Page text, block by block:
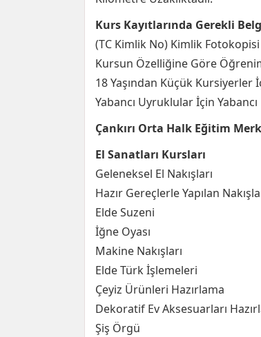
Kurs Kayıtlarında Gerekli
(TC Kimlik No) Kimlik Fotokopisi
Kursun Özelliğine Göre
18 Yaşından Küçük Kursiyerler
Yabancı Uyruklular İçin
Çankırı Orta Halk Eğitim
El Sanatları Kursları
Geleneksel El Nakışları
Hazır Gereçlerle Yapılan
Elde Suzeni
İğne Oyası
Makine Nakışları
Elde Türk İşlemeleri
Çeyiz Ürünleri Hazırlama
Dekoratif Ev Aksesuarları
Şiş Örgü